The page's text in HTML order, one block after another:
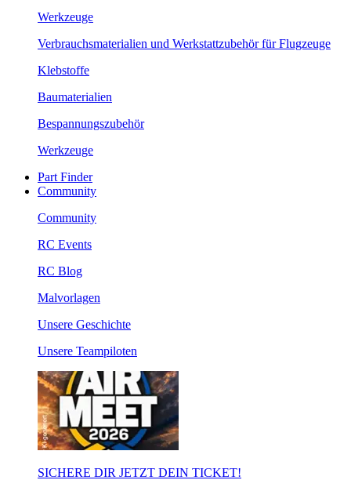
Werkzeuge
Verbrauchsmaterialien und Werkstattzubehör für Flugzeuge
Klebstoffe
Baumaterialien
Bespannungszubehör
Werkzeuge
Part Finder
Community
Community
RC Events
RC Blog
Malvorlagen
Unsere Geschichte
Unsere Teampiloten
SICHERE DIR JETZT DEIN TICKET!